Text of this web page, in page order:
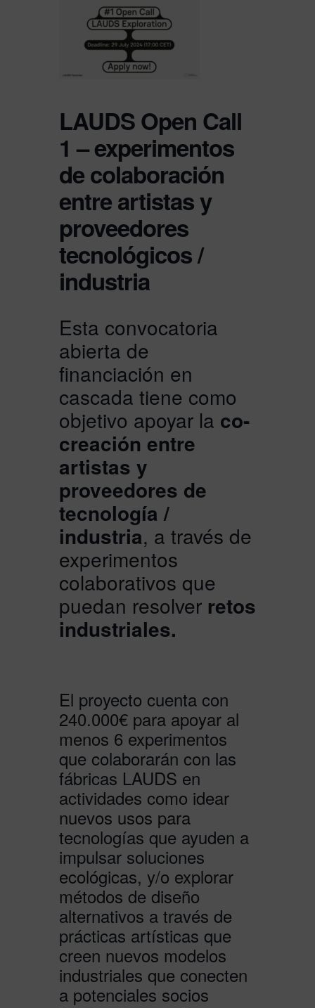
LAUDS Open Call
1 – experimentos
de colaboración
entre artistas y
proveedores
tecnológicos /
industria
Esta convocatoria
abierta de
financiación en
cascada tiene como
objetivo apoyar la co-
creación entre
artistas y
proveedores de
tecnología /
industria, a través de
experimentos
colaborativos que
puedan resolver retos
industriales.
El proyecto cuenta con
240.000€ para apoyar al
menos 6 experimentos
que colaborarán con las
fábricas LAUDS en
actividades como idear
nuevos usos para
tecnologías que ayuden a
impulsar soluciones
ecológicas, y/o explorar
métodos de diseño
alternativos a través de
prácticas artísticas que
creen nuevos modelos
industriales que conecten
a potenciales socios